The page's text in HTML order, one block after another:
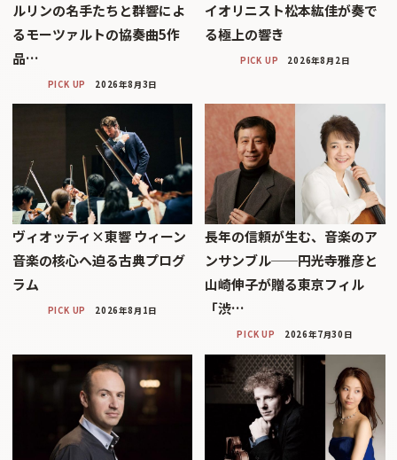
ルリンの名手たちと群響によ
るモーツァルトの協奏曲5作
品…
PICK UP 2026年8月3日
イオリニスト松本紘佳が奏で
る極上の響き
PICK UP 2026年8月2日
ヴィオッティ×東響 ウィーン
音楽の核心へ迫る古典プログ
ラム
PICK UP 2026年8月1日
長年の信頼が生む、音楽のア
ンサンブル──円光寺雅彦と
山崎伸子が贈る東京フィル
「渋…
PICK UP 2026年7月30日